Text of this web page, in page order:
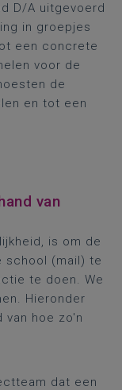
D/A uitgevoerd
in groepjes
een concrete
voor de
de
en tot een
van
is om de
school (mail) te
te doen. We
Hieronder
hoe zo'n
dat een